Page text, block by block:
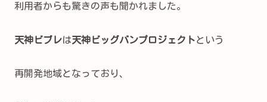
利用者からも驚きの声も聞かれました。
天神ビブレは天神ビッグバンプロジェクトという
再開発地域となっており、